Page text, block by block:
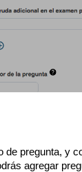
de pregunta, y
agregar